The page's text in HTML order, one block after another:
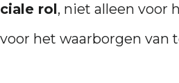
rol, niet alleen voor
het waarborgen